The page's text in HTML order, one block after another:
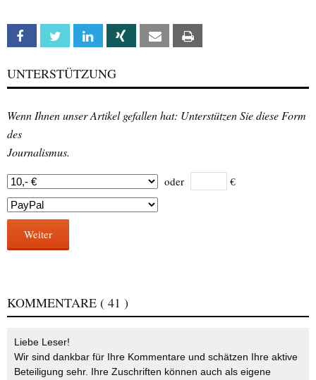
Facebook Twitter Linkedin Xing Email
UNTERSTÜTZUNG
Wenn Ihnen unser Artikel gefallen hat: Unterstützen Sie diese Form
des
Journalismus.
oder €
Weiter
KOMMENTARE ( 41 )
Liebe Leser!
Wir sind dankbar für Ihre Kommentare und schätzen Ihre aktive
Beteiligung sehr. Ihre Zuschriften können auch als eigene